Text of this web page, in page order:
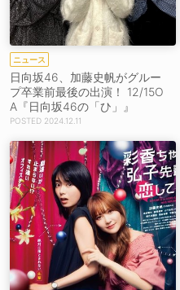
ニュース
日向坂46、加藤史帆がグルー
プ卒業前最後の出演！ 12/15O
A『日向坂46の「ひ」』
2024.12.11